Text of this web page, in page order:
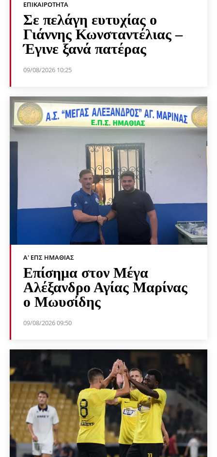
ΕΠΙΚΑΙΡΌΤΗΤΑ
Σε πελάγη ευτυχίας ο
Γιάννης Κωνσταντέλιας –
Έγινε ξανά πατέρας
09/08/2026 10:25
Α' ΕΠΣ ΗΜΑΘΊΑΣ
Επίσημα στον Μέγα
Αλέξανδρο Αγίας Μαρίνας
ο Μωυσίδης
09/08/2026 09:50